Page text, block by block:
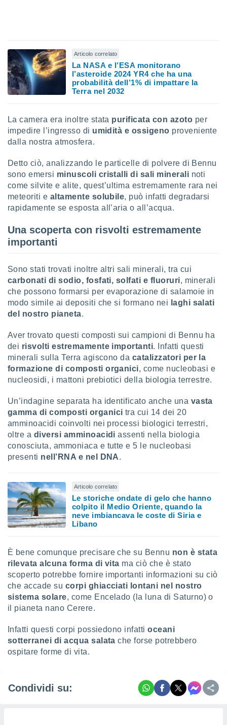
nostri
Articolo correlato
La NASA e l’ESA monitorano
l’asteroide 2024 YR4 che ha una
probabilità dell’1% di impattare la
Terra nel 2032
La camera era inoltre stata purificata con azoto per
impedire l’ingresso di umidità e ossigeno proveniente
dalla nostra atmosfera.
Detto ciò, analizzando le particelle di polvere di Bennu
sono emersi minuscoli cristalli di sali minerali noti
come silvite e alite, quest’ultima estremamente rara nei
meteoriti e altamente solubile, può infatti degradarsi
rapidamente se esposta all’aria o all’acqua.
Una scoperta con risvolti estremamente
importanti
Sono stati trovati inoltre altri sali minerali, tra cui
carbonati di sodio, fosfati, solfati e fluoruri, minerali
che possono formarsi per evaporazione di salamoie in
modo simile ai depositi che si formano nei laghi salati
del nostro pianeta.
Aver trovato questi composti sui campioni di Bennu ha
dei risvolti estremamente importanti. Infatti questi
minerali sulla Terra agiscono da catalizzatori per la
formazione di composti organici, come nucleobasi e
nucleosidi, i mattoni prebiotici della biologia terrestre.
Un’indagine separata ha identificato anche una vasta
gamma di composti organici tra cui 14 dei 20
amminoacidi coinvolti nei processi biologici terrestri,
oltre a diversi amminoacidi assenti nella biologia
conosciuta, ammoniaca e tutte e 5 le nucleobasi
presenti nell’RNA e nel DNA.
Articolo correlato
Le storiche ondate di gelo che hanno
colpito il Medio Oriente, quando la
neve imbiancava le coste di Siria e
Libano
È bene comunque precisare che su Bennu non è stata
rilevata alcuna forma di vita ma ciò che è stato
scoperto potrebbe fornire importanti informazioni su ciò
che accade su corpi ghiacciati lontani nel nostro
sistema solare, come Encelado (la luna di Saturno) o
il pianeta nano Cerere.
Infatti questi corpi possiedono infattioceani
sotterranei di acqua salata che forse potrebbero
ospitare forme di vita.
Condividi su: